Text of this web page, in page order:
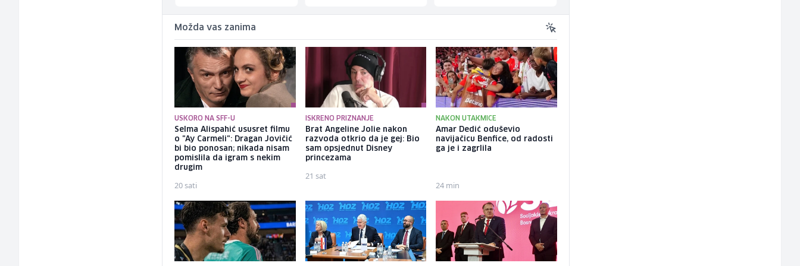
Možda vas zanima
USKORO NA SFF-U
Selma Alispahić ususret filmu
o "Ay Carmeli": Dragan Jovičić
bi bio ponosan; nikada nisam
pomislila da igram s nekim
drugim
20 sati
ISKRENO PRIZNANJE
Brat Angeline Jolie nakon
razvoda otkrio da je gej: Bio
sam opsjednut Disney
princezama
21 sat
NAKON UTAKMICE
Amar Dedić oduševio
navijačicu Benfice, od radosti
ga je i zagrlila
24 min